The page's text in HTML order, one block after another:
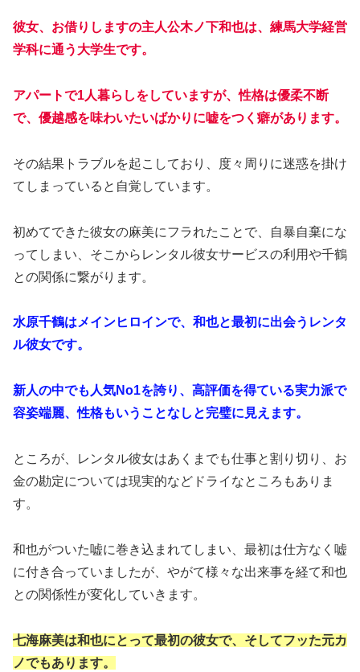
彼女、お借りしますの主人公木ノ下和也は、練馬大学経営
学科に通う大学生です。
アパートで1人暮らしをしていますが、性格は優柔不断
で、優越感を味わいたいばかりに嘘をつく癖があります。
その結果トラブルを起こしており、度々周りに迷惑を掛け
てしまっていると自覚しています。
初めてできた彼女の麻美にフラれたことで、自暴自棄にな
ってしまい、そこからレンタル彼女サービスの利用や千鶴
との関係に繋がります。
水原千鶴はメインヒロインで、和也と最初に出会うレンタ
ル彼女です。
新人の中でも人気No1を誇り、高評価を得ている実力派で
容姿端麗、性格もいうことなしと完璧に見えます。
ところが、レンタル彼女はあくまでも仕事と割り切り、お
金の勘定については現実的などドライなところもありま
す。
和也がついた嘘に巻き込まれてしまい、最初は仕方なく嘘
に付き合っていましたが、やがて様々な出来事を経て和也
との関係性が変化していきます。
七海麻美は和也にとって最初の彼女で、そしてフッた元カ
ノでもあります。